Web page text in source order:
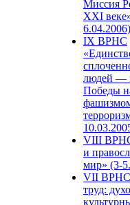
Миссия
XXI
6.04.2006)
IX ВРНС
людей —
Победы
VIII
и
мир» (3-
VII ВРНС
труд: